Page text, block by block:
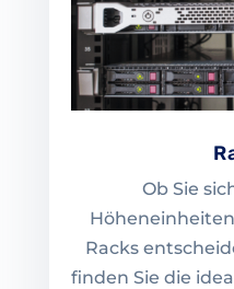
Ob Sie
Racks
finden Sie die